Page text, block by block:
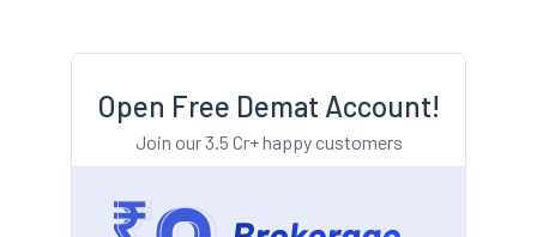
Open Free Demat Account!
Join our 3.5 Cr+ happy customers